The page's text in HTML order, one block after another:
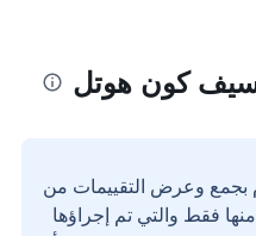
كون هوتل
بجمع وعرض التقييمات من
فقط والتي تم إجراؤها